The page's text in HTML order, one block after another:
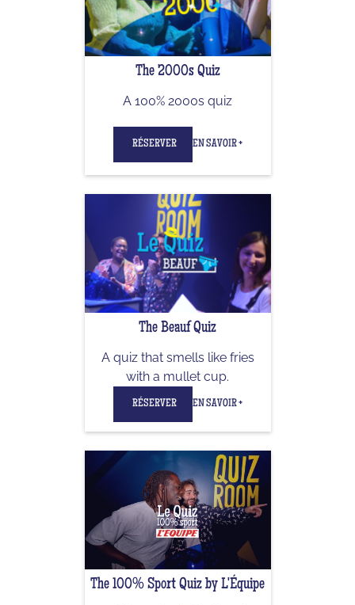
The 2000s Quiz
A 100% 2000s quiz
RÉSERVER EN SAVOIR +
The Beauf Quiz
A quiz that smells like fries
with a mullet cup.
RÉSERVER EN SAVOIR +
The 100% Sport Quiz by L'Équipe